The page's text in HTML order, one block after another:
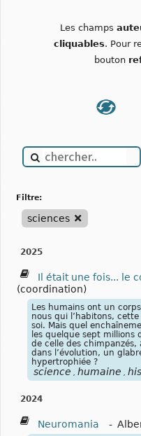
Les champs
cliquables. Pour
bouton
filtre:
sciences
2025
Il était une fois... le
(coordination)
Les humains ont un
nous qui l’habitons,
soi. Mais quel
les quelque sept millions
de celle des
dans l’évolution, un
hypertrophiée ?
science humaine
2024
Neuromania -